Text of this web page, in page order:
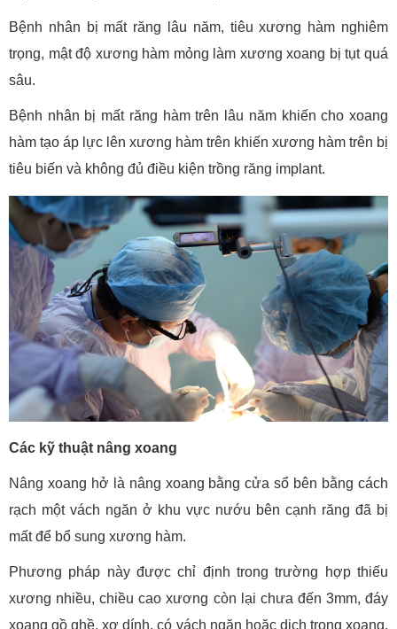
Bệnh nhân bị mất răng lâu năm, tiêu xương hàm nghiêm
trọng, mật độ xương hàm mỏng làm xương xoang bị tụt quá
sâu.
Bệnh nhân bị mất răng hàm trên lâu năm khiến cho xoang
hàm tạo áp lực lên xương hàm trên khiến xương hàm trên bị
tiêu biến và không đủ điều kiện trồng răng implant.
Các kỹ thuật nâng xoang
Nâng xoang hở là nâng xoang bằng cửa sổ bên bằng cách
rạch một vách ngăn ở khu vực nướu bên cạnh răng đã bị
mất để bổ sung xương hàm.
Phương pháp này được chỉ định trong trường hợp thiếu
xương nhiều, chiều cao xương còn lại chưa đến 3mm, đáy
xoang gồ ghề, xơ dính, có vách ngăn hoặc dịch trong xoang,